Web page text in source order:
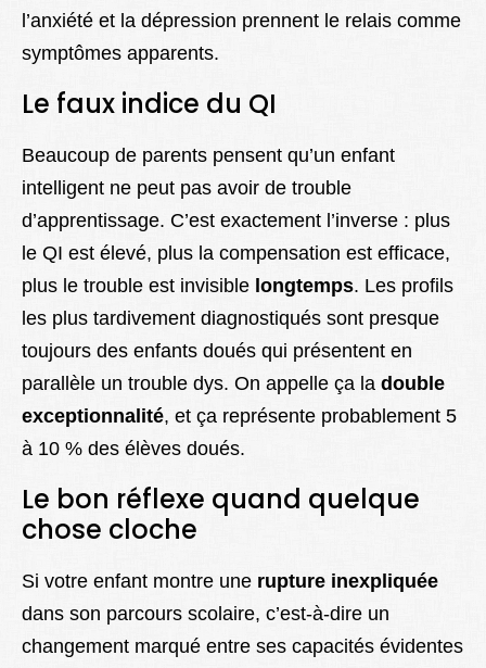
l’anxiété et la dépression prennent le relais comme
symptômes apparents.
Le faux indice du QI
Beaucoup de parents pensent qu’un enfant
intelligent ne peut pas avoir de trouble
d’apprentissage. C’est exactement l’inverse : plus
le QI est élevé, plus la compensation est efficace,
plus le trouble est invisible longtemps. Les profils
les plus tardivement diagnostiqués sont presque
toujours des enfants doués qui présentent en
parallèle un trouble dys. On appelle ça la double
exceptionnalité, et ça représente probablement 5
à 10 % des élèves doués.
Le bon réflexe quand quelque
chose cloche
Si votre enfant montre une rupture inexpliquée
dans son parcours scolaire, c’est-à-dire un
changement marqué entre ses capacités évidentes